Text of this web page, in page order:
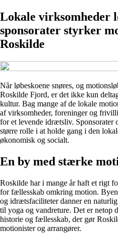
Lokale virksomheder
sponsorater styrker
Roskilde
Når løbeskoene snøres, og
Roskilde Fjord, er det ikke kun
kultur. Bag mange af de lokale
af virksomheder, foreninger og
for et levende idrætsliv. Sponsorater
større rolle i at holde gang i den
økonomisk og socialt.
En by med stærke
Roskilde har i mange år haft et rigt
for fællesskab omkring motion.
og idrætsfaciliteter danner en
til yoga og vandreture. Det er netop
historie og fællesskab, der gør
motionister og arrangører.